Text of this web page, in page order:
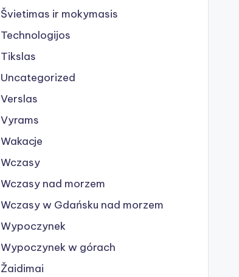
Švietimas ir mokymasis
Technologijos
Tikslas
Uncategorized
Verslas
Vyrams
Wakacje
Wczasy
Wczasy nad morzem
Wczasy w Gdańsku nad morzem
Wypoczynek
Wypoczynek w górach
Žaidimai